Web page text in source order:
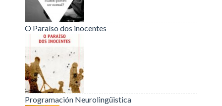
O Paraíso dos inocentes
Programación Neurolingüistica